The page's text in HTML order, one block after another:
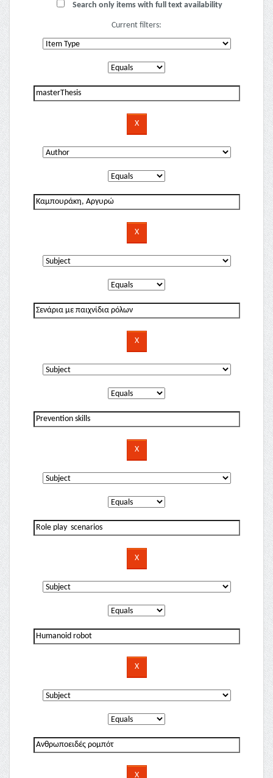
Search only items with full text availability
Current filters: